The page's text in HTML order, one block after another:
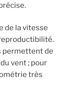
de la vitesse
permettent de
vent ; pour
très